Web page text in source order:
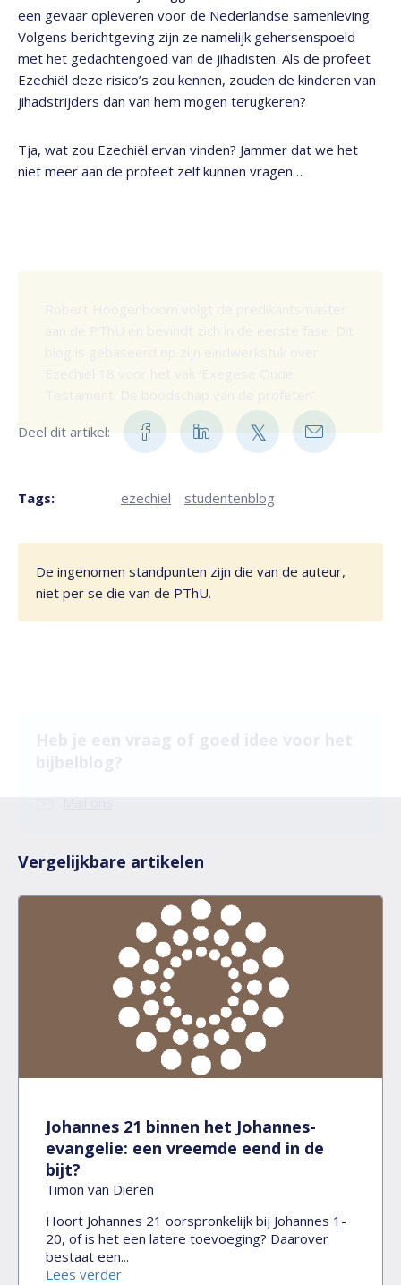
De ingenomen standpunten zijn die van de auteur,
niet per se die van de PThU.
Mail ons
een gevaar opleveren voor de Nederlandse samenleving.
Volgens berichtgeving zijn ze namelijk gehersenspoeld
met het gedachtengoed van de jihadisten. Als de profeet
Ezechiël deze risico’s zou kennen, zouden de kinderen van
jihadstrijders dan van hem mogen terugkeren?
Tja, wat zou Ezechiël ervan vinden? Jammer dat we het
niet meer aan de profeet zelf kunnen vragen…
Deel dit artikel:
Tags: ezechiel studentenblog
Vergelijkbare artikelen
Johannes 21 binnen het Johannes-
evangelie: een vreemde eend in de
bijt?
Timon van Dieren
Hoort Johannes 21 oorspronkelijk bij Johannes 1-
20, of is het een latere toevoeging? Daarover
bestaat een...
Lees verder